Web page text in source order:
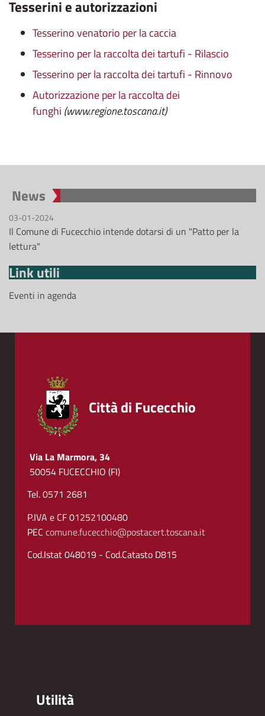
Tesserini e autorizzazioni
Tesserino venatorio per la caccia
Tesserino per la raccolta dei tartufi - Rilascio
Tesserino per la raccolta dei tartufi - Rinnovo
Autorizzazione per la raccolta dei
funghi (www.regione.toscana.it)
News
03-01-2024
Il Comune di Fucecchio intende dotarsi di un "Patto per la
lettura"
Link utili
Eventi in agenda
Città di Fucecchio
Via La Marmora, 34
50054 FUCECCHIO (FI)
Tel. 0571 2681
P.IVA e CF 01252100480
PEC comune.fucecchio@postacert.toscana.it
Cod.Istat 048019 - Cod.Catasto D815
Utilità